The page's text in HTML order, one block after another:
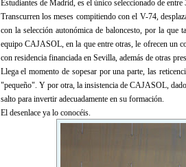
Estudiantes de Madrid, es el único seleccionado de
Transcurren los meses compitiendo con el V-74,
con la selección autonómica de baloncesto, por la que
equipo CAJASOL, en la que entre otras, le ofrecen un
con residencia financiada en Sevilla, además de otras
Llega el momento de sopesar por una parte, las
"pequeño". Y por otra, la insistencia de CAJASOL,
salto para invertir adecuadamente en su formación.
El desenlace ya lo conocéis.